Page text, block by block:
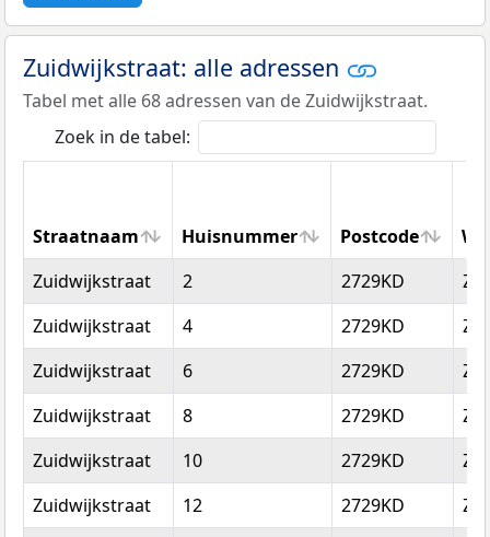
Zuidwijkstraat: alle adressen
Tabel met alle 68 adressen van de Zuidwijkstraat.
Zoek in de tabel:
Straatnaam Huisnummer Postcode
Straatnaam
Huisnummer Postcode
Zuidwijkstraat 2 2729KD
Zuidwijkstraat
4 2729KD
Zuidwijkstraat
6 2729KD
Zuidwijkstraat
8 2729KD
Zuidwijkstraat
10 2729KD
Zuidwijkstraat
12 2729KD